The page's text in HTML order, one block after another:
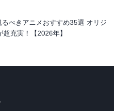
るべきアニメおすすめ35選 オリジ
充実！【2026年】